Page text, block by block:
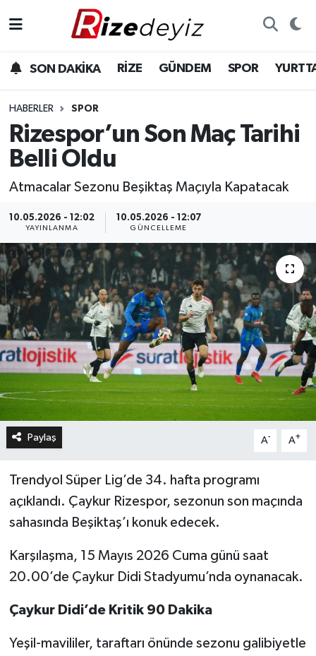
SON DAKİKA RİZE GÜNDEM SPOR
HABERLER SPOR
Rizespor’un Son Maç Tarihi
Belli Oldu
Atmacalar Sezonu Beşiktaş Maçıyla Kapatacak
10.05.2026 - 12:02
YAYINLANMA
10.05.2026 - 12:07
GÜNCELLEME
Paylaş A- A+
Trendyol Süper Lig’de 34. hafta programı
açıklandı. Çaykur Rizespor, sezonun son maçında
sahasında Beşiktaş’ı konuk edecek.
Karşılaşma, 15 Mayıs 2026 Cuma günü saat
20.00’de Çaykur Didi Stadyumu’nda oynanacak.
Çaykur Didi’de Kritik 90 Dakika
Yeşil-mavililer, taraftarı önünde sezonu galibiyetle
Gündem
Yurttan Haberler
Ekonomi
Sağlık
Rize Hava Durumu
Rize Trafik Yoğunluk Haritası
Süper Lig Puan Durumu ve Fikstür
Son Dakika Haberleri
Haber Arşivi